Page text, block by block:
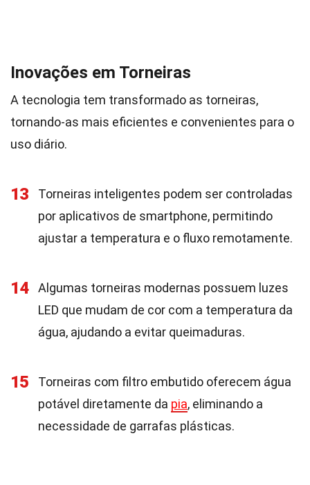
Inovações em Torneiras
A tecnologia tem transformado as torneiras,
tornando-as mais eficientes e convenientes para o
uso diário.
13
Torneiras inteligentes podem ser controladas
por aplicativos de smartphone, permitindo
ajustar a temperatura e o fluxo remotamente.
14
Algumas torneiras modernas possuem luzes
LED que mudam de cor com a temperatura da
água, ajudando a evitar queimaduras.
15
Torneiras com filtro embutido oferecem água
potável diretamente da pia, eliminando a
necessidade de garrafas plásticas.